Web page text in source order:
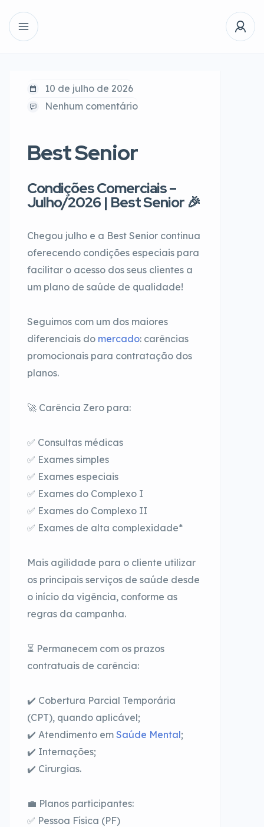
10 de julho de 2026
Nenhum comentário
Best Senior
Condições Comerciais –
Julho/2026 | Best Senior 🎉
Chegou julho e a Best Senior continua
oferecendo condições especiais para
facilitar o acesso dos seus clientes a
um plano de saúde de qualidade!
Seguimos com um dos maiores
diferenciais do mercado: carências
promocionais para contratação dos
planos.
🚀 Carência Zero para:
✅ Consultas médicas
✅ Exames simples
✅ Exames especiais
✅ Exames do Complexo I
✅ Exames do Complexo II
✅ Exames de alta complexidade*
Mais agilidade para o cliente utilizar
os principais serviços de saúde desde
o início da vigência, conforme as
regras da campanha.
⏳ Permanecem com os prazos
contratuais de carência:
✔️ Cobertura Parcial Temporária
(CPT), quando aplicável;
✔️ Atendimento em Saúde Mental;
✔️ Internações;
✔️ Cirurgias.
💼 Planos participantes:
✅ Pessoa Física (PF)